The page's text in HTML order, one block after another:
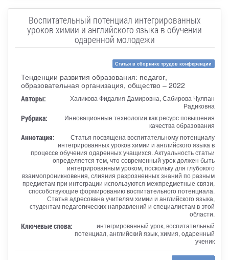
Воспитательный потенциал интегрированных
уроков химии и английского языка в обучении
одаренной молодежи
Статья в сборнике трудов конференции
Тенденции развития образования: педагог,
образовательная организация, общество – 2022
Авторы:
Халикова Фидалия Дамировна, Сабирова Чулпан
Радиковна
Рубрика:
Инновационные технологии как ресурс повышения
качества образования
Аннотация:
Статья посвящена воспитательному потенциалу
интегрированных уроков химии и английского языка в
процессе обучения одаренных учащихся. Актуальность статьи
определяется тем, что современный урок должен быть
интегрированным уроком, поскольку для глубокого
взаимопроникновения, слияния разрозненных знаний по разным
предметам при интеграции используются межпредметные связи,
способствующие формированию воспитательного потенциала.
Статья адресована учителям химии и английского языка,
студентам педагогических направлений и специалистам в этой
области.
Ключевые слова:
интегрированный урок, воспитательный
потенциал, английский язык, химия, одаренный
ученик